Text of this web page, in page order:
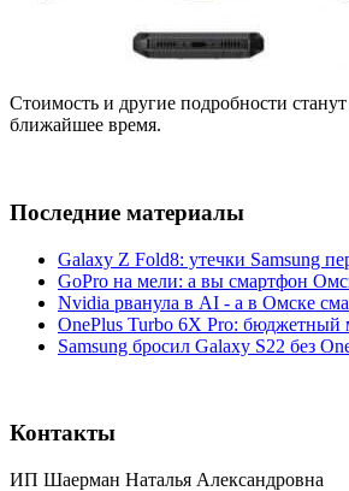
Стоимость и другие подробности
ближайшее время.
Последние материалы
Galaxy Z Fold8: утечки Samsung
GoPro на мели: а вы смартфон
Nvidia рванула в AI - а в Омске
OnePlus Turbo 6X Pro: бюджетный
Samsung бросил Galaxy S22 без
Контакты
ИП Шаерман Наталья Александровна